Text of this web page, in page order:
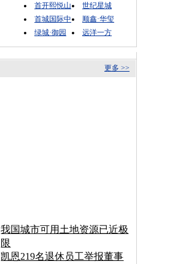
首开熙悦山
世纪星城
首城国际中
顺鑫·华玺
绿城·御园
远洋一方
更多 >>
我国城市可用土地资源已近极
限
凯恩219名退休员工举报董事